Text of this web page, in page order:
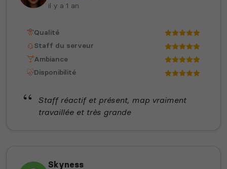
il y a 1 an
Qualité
Staff du serveur
Ambiance
Disponibilité
Staff réactif et présent, map vraiment
travaillée et très grande
Skyness